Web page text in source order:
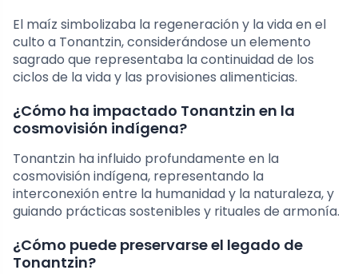
El maíz simbolizaba la regeneración y la vida en el
culto a Tonantzin, considerándose un elemento
sagrado que representaba la continuidad de los
ciclos de la vida y las provisiones alimenticias.
¿Cómo ha impactado Tonantzin en la
cosmovisión indígena?
Tonantzin ha influido profundamente en la
cosmovisión indígena, representando la
interconexión entre la humanidad y la naturaleza, y
guiando prácticas sostenibles y rituales de armonía.
¿Cómo puede preservarse el legado de
Tonantzin?